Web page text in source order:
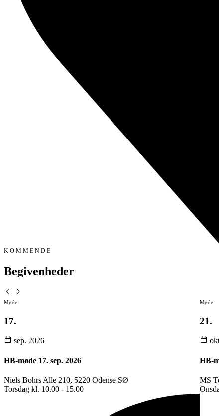
KOMMENDE
Begivenheder
Møde
17.
sep. 2026
HB-møde 17. sep. 2026
Niels Bohrs Alle 210, 5220 Odense SØ
Torsdag kl. 10.00 - 15.00
Møde
21.
okt.
HB-
MS